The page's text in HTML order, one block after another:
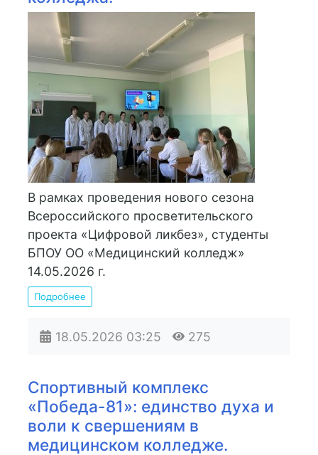
В рамках проведения нового сезона
Всероссийского просветительского
проекта «Цифровой ликбез», студенты
БПОУ ОО «Медицинский колледж»
14.05.2026 г.
Подробнее
18.05.2026 03:25 275
Спортивный комплекс
«Победа-81»: единство духа и
воли к свершениям в
медицинском колледже.